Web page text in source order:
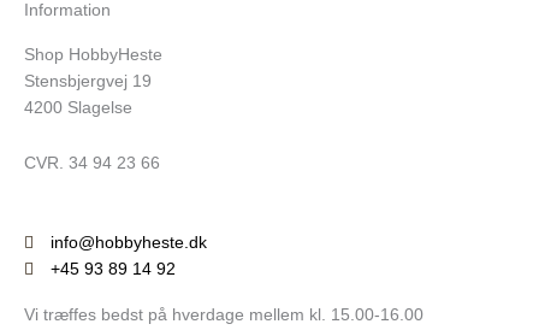
Information
Shop HobbyHeste
Stensbjergvej 19
4200 Slagelse
CVR. 34 94 23 66
info@hobbyheste.dk
+45 93 89 14 92
Vi træffes bedst på hverdage mellem kl. 15.00-16.00